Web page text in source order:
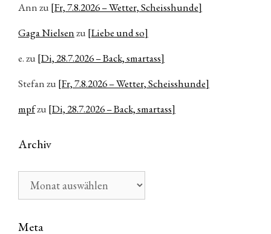
Annzu [Fr, 7.8.2026 – Wetter, Scheisshunde]
Gaga Nielsenzu [Liebe und so]
e.zu [Di, 28.7.2026 – Back, smartass]
Stefanzu [Fr, 7.8.2026 – Wetter, Scheisshunde]
mpfzu [Di, 28.7.2026 – Back, smartass]
Archiv
Meta